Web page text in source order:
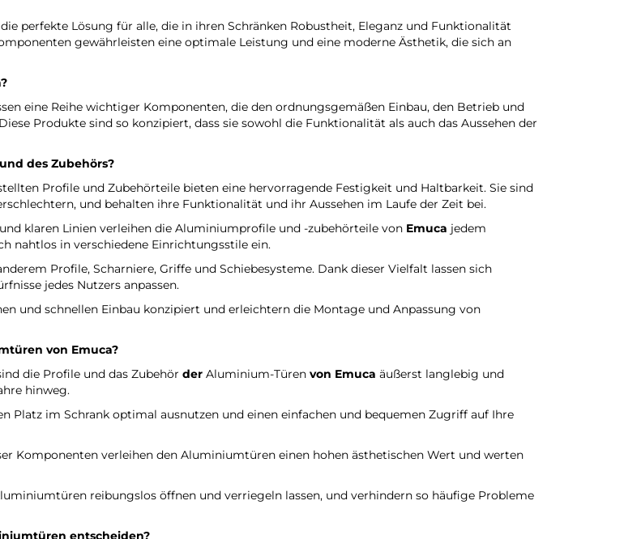
perfekte Lösung für alle, die in ihren Schränken Robustheit, Eleganz und Funktionalität
gewährleisten eine optimale Leistung und eine moderne Ästhetik, die sich an
?
eine Reihe wichtiger Komponenten, die den ordnungsgemäßen Einbau, den Betrieb und
Produkte sind so konzipiert, dass sie sowohl die Funktionalität als auch das Aussehen der
des Zubehörs?
Profile und Zubehörteile bieten eine hervorragende Festigkeit und Haltbarkeit. Sie sind
und behalten ihre Funktionalität und ihr Aussehen im Laufe der Zeit bei.
klaren Linien verleihen die Aluminiumprofile und -zubehörteile von Emuca jedem
nahtlos in verschiedene Einrichtungsstile ein.
Profile, Scharniere, Griffe und Schiebesysteme. Dank dieser Vielfalt lassen sich
jedes Nutzers anpassen.
und schnellen Einbau konzipiert und erleichtern die Montage und Anpassung von
von Emuca?
die Profile und das Zubehör der Aluminium-Türen von Emuca äußerst langlebig und
hinweg.
Platz im Schrank optimal ausnutzen und einen einfachen und bequemen Zugriff auf Ihre
Komponenten verleihen den Aluminiumtüren einen hohen ästhetischen Wert und werten
reibungslos öffnen und verriegeln lassen, und verhindern so häufige Probleme
entscheiden?